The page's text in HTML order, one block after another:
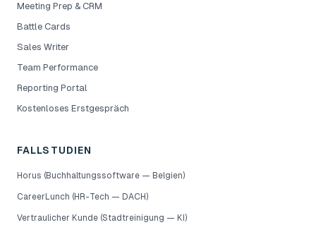
Meeting Prep & CRM
Battle Cards
Sales Writer
Team Performance
Reporting Portal
Kostenloses Erstgespräch
FALLSTUDIEN
Horus (Buchhaltungssoftware — Belgien)
CareerLunch (HR-Tech — DACH)
Vertraulicher Kunde (Stadtreinigung — KI)